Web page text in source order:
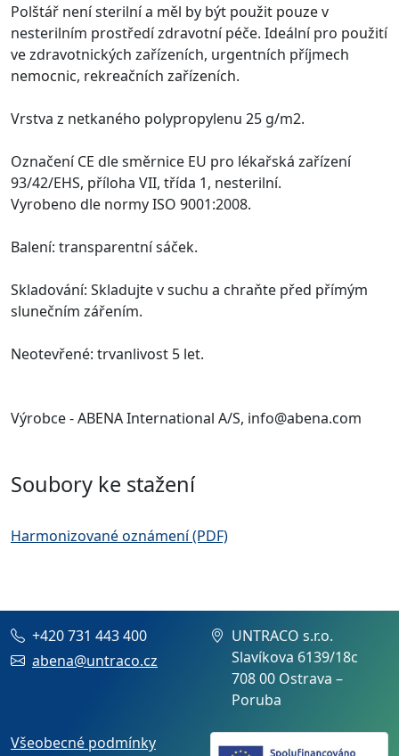
Polštář není sterilní a měl by být použit pouze v
nesterilním prostředí zdravotní péče. Ideální pro použití
ve zdravotnických zařízeních, urgentních příjmech
nemocnic, rekreačních zařízeních.
Vrstva z netkaného polypropylenu 25 g/m2.
Označení CE dle směrnice EU pro lékařská zařízení
93/42/EHS, příloha VII, třída 1, nesterilní.
Vyrobeno dle normy ISO 9001:2008.
Balení: transparentní sáček.
Skladování: Skladujte v suchu a chraňte před přímým
slunečním zářením.
Neotevřené: trvanlivost 5 let.
Výrobce - ABENA International A/S, info@abena.com
Soubory ke stažení
Harmonizované oznámení (PDF)
+420 731 443 400
abena@untraco.cz
UNTRACO s.r.o.
Slavíkova 6139/18c
708 00 Ostrava –
Poruba
Všeobecné podmínky